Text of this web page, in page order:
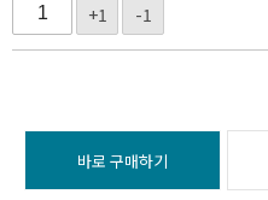
+1
-1
바로 구매하기